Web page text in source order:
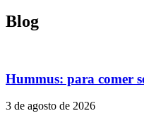
Blog
Hummus: para comer
3 de agosto de 2026